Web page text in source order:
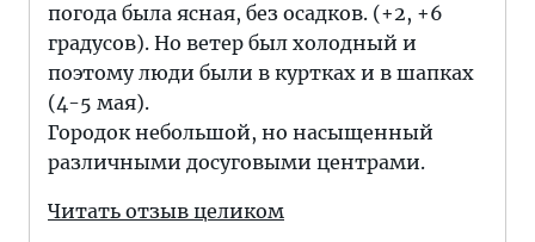
погода была ясная, без осадков. (+2, +6
градусов). Но ветер был холодный и
поэтому люди были в куртках и в шапках
(4-5 мая).
Городок небольшой, но насыщенный
различными досуговыми центрами.
Читать отзыв целиком